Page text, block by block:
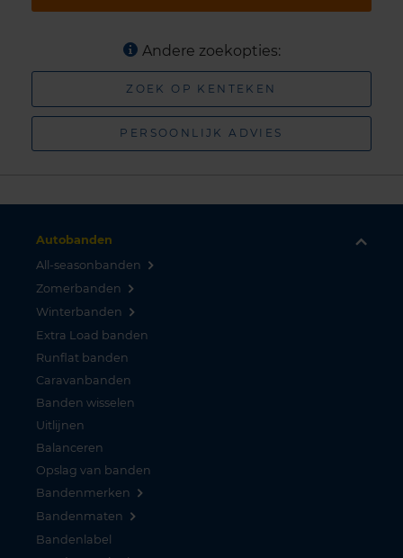
Andere zoekopties:
ZOEK OP KENTEKEN
PERSOONLIJK ADVIES
Autobanden
All-seasonbanden
Zomerbanden
Winterbanden
Extra Load banden
Runflat banden
Caravanbanden
Banden wisselen
Uitlijnen
Balanceren
Opslag van banden
Bandenmerken
Bandenmaten
Bandenlabel